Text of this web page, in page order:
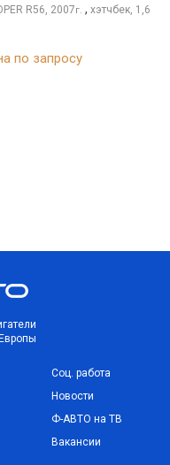
R56, 2007г. , хэтчбек, 1,6
по запросу
Соц. работа
Новости
Ф-АВТО на ТВ
Вакансии